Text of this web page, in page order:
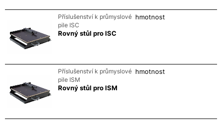
Příslušenství k průmyslové
pile ISC
Rovný stůl pro ISC
hmotnost
Příslušenství k průmyslové
pile ISM
Rovný stůl pro ISM
hmotnost